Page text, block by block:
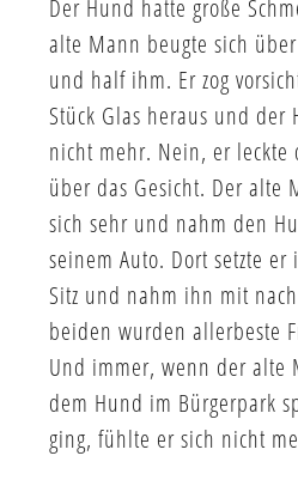
Der Hund hatte große
alte Mann beugte sich
und half ihm. Er zog
Stück Glas heraus und der
nicht mehr. Nein, er leckte
über das Gesicht. Der alte
sich sehr und nahm den
seinem Auto. Dort setzte
Sitz und nahm ihn mit
beiden wurden allerbeste
Und immer, wenn der alte
dem Hund im Bürgerpark
ging, fühlte er sich nicht